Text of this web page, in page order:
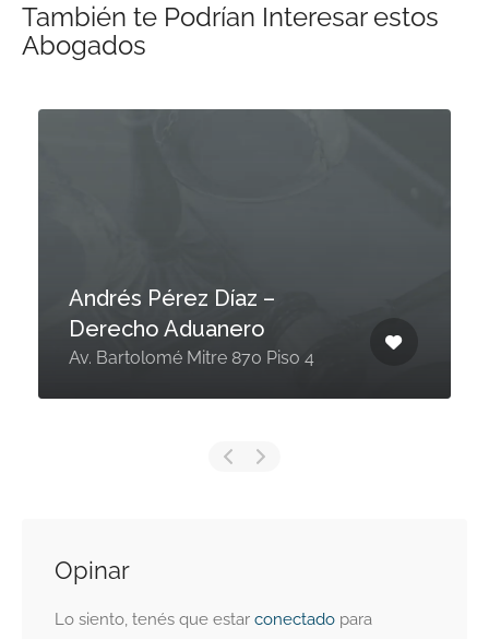
También te Podrían Interesar estos
Abogados
Andrés Pérez Díaz –
Derecho Aduanero
Av. Bartolomé Mitre 870 Piso 4
Opinar
Lo siento, tenés que estar conectado para